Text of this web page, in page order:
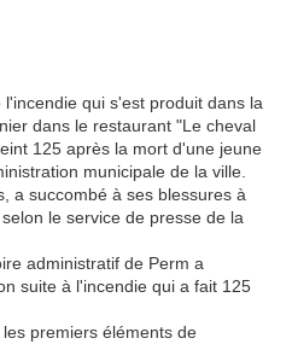
qui s'est produit dans la
dans le restaurant "Le cheval
125 après la mort d'une jeune
municipale de la ville.
succombé à ses blessures à
le service de presse de la
administratif de Perm a
suite à l'incendie qui a fait 125
premiers éléments de